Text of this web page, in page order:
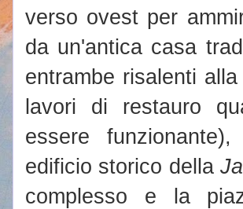
verso ovest per
da un'antica casa
entrambe risalenti
lavori di restauro
essere
edificio storico della
complesso e la